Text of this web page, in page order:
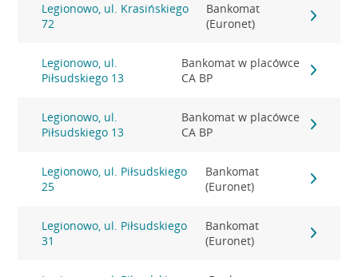
Legionowo, ul. Krasińskiego
72
Bankomat
(Euronet)
Legionowo, ul.
Piłsudskiego 13
Bankomat w placówce
CA BP
Legionowo, ul.
Piłsudskiego 13
Bankomat w placówce
CA BP
Legionowo, ul. Piłsudskiego
25
Bankomat
(Euronet)
Legionowo, ul. Piłsudskiego
31
Bankomat
(Euronet)